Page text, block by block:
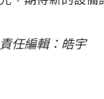
責任編輯：皓宇